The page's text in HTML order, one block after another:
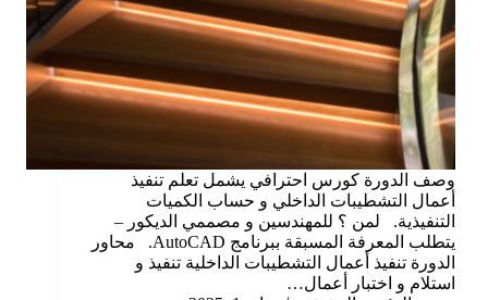
وصف الدورة كورس احترافي يشمل تعلم تنفيذ
أعمال التشطيبات الداخلي و حساب الكميات
التنفيذية. لمن ؟ للمهندسين و مصممي الديكور –
يتطلب المعرفة المسبقة ببرنامج AutoCAD. محاور
الدورة تنفيذ أعمال التشطيبات الداخلية تنفيذ و
استلام و اختبار أعمال…